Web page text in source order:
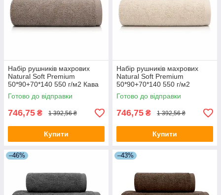
Набір рушників махрових
Natural Soft Premium
50*90+70*140 550 г/м2 Кава
Готово до відправки
746,75 ₴ 1 392,56 ₴
Купити
Набір рушників махрових
Natural Soft Premium
50*90+70*140 550 г/м2
Бежевий
Готово до відправки
746,75 ₴ 1 392,56 ₴
Купити
–46% –43%